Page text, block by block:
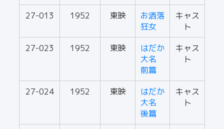
27-013 1952 東映
お洒落
狂女
キャス
ト
27-023
1952 東映
はだか
大名
前篇
キャス
ト
27-024 1952 東映
はだか
大名
後篇
キャス
ト